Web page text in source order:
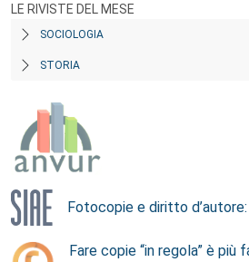
LE RIVISTE DEL MESE
SOCIOLOGIA
STORIA
Fotocopie e diritto
Fare copie “in regola” è più